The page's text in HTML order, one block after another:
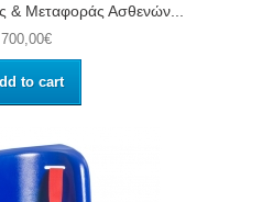
& Μεταφοράς Ασθενών...
700,00€
to cart